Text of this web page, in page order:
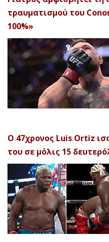
τραυματισμού του
100%»
Ο 47χρονος Luis Ortiz
του σε μόλις 15